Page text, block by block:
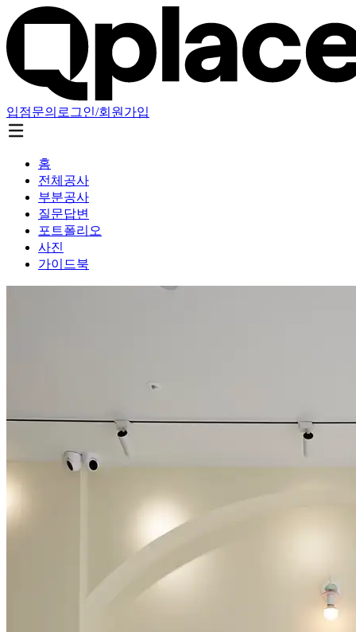
입점문의 로그인/회원가입
홈
전체공사
부분공사
질문답변
포트폴리오
사진
가이드북